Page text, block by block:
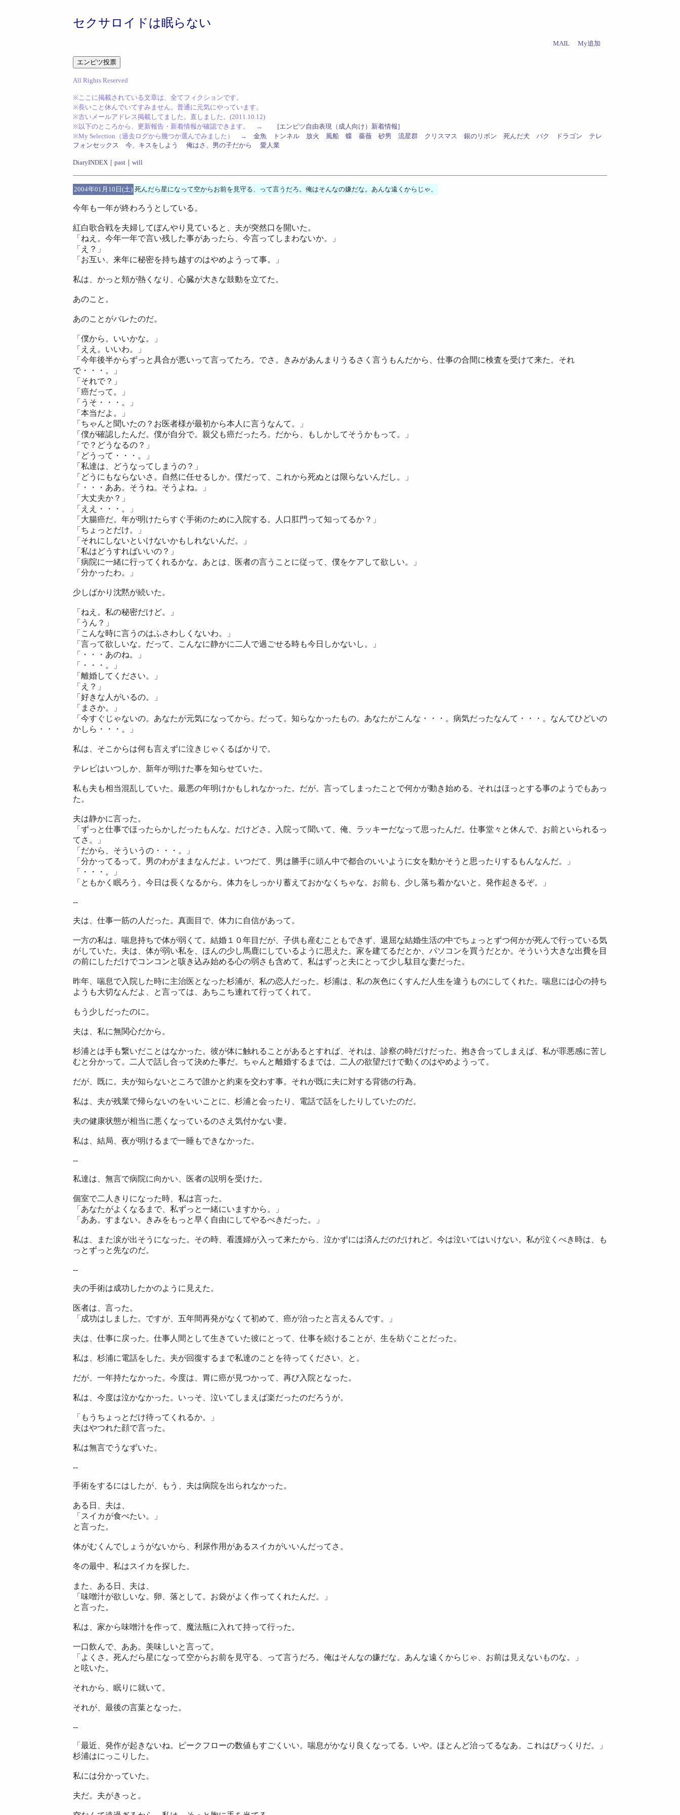
セクサロイドは眠らない
MAIL My追加
All Rights Reserved
※ここに掲載されている文章は、全てフィクションです。
※長いこと休んでいてすみません。普通に元気にやっています。
※古いメールアドレス掲載してました。直しました。(2011.10.12)
※以下のところから、更新報告・新着情報が確認できます。 → [エンピツ自由表現（成人向け）新着情報]
※My Selection（過去ログから幾つか選んでみました） → 金魚 トンネル 放火 風船 蝶 薔薇 砂男 流星群 クリスマス 銀のリボン 死んだ犬 バク ドラゴン
テレ
フォンセックス
今、キスをしよう 俺はさ、男の子だから 愛人業
DiaryINDEX ｜ past ｜ will
2004年01月10日(土) 死んだら星になって空からお前を見守る、って言うだろ。俺はそんなの嫌だな。あんな遠くからじゃ、
今年も一年が終わろうとしている。
紅白歌合戦を夫婦してぼんやり見ていると、夫が突然口を開いた。
「ねえ。今年一年で言い残した事があったら、今言ってしまわないか。」
「え？」
「お互い、来年に秘密を持ち越すのはやめようって事。」
私は、かっと頬が熱くなり、心臓が大きな鼓動を立てた。
あのこと。
あのことがバレたのだ。
「僕から。いいかな。」
「ええ。いいわ。」
「今年後半からずっと具合が悪いって言ってたろ。でさ。きみがあんまりうるさく言うもんだから、仕事の合間に検査を受けて来た。それ
で・・・。」
「それで？」
「癌だって。」
「うそ・・・。」
「本当だよ。」
「ちゃんと聞いたの？お医者様が最初から本人に言うなんて。」
「僕が確認したんだ。僕が自分で。親父も癌だったろ。だから、もしかしてそうかもって。」
「で？どうなるの？」
「どうって・・・。」
「私達は、どうなってしまうの？」
「どうにもならないさ。自然に任せるしか。僕だって、これから死ぬとは限らないんだし。」
「・・・ああ。そうね。そうよね。」
「大丈夫か？」
「ええ・・・。」
「大腸癌だ。年が明けたらすぐ手術のために入院する。人口肛門って知ってるか？」
「ちょっとだけ。」
「それにしないといけないかもしれないんだ。」
「私はどうすればいいの？」
「病院に一緒に行ってくれるかな。あとは、医者の言うことに従って、僕をケアして欲しい。」
「分かったわ。」
少しばかり沈黙が続いた。
「ねえ。私の秘密だけど。」
「うん？」
「こんな時に言うのはふさわしくないわ。」
「言って欲しいな。だって、こんなに静かに二人で過ごせる時も今日しかないし。」
「・・・あのね。」
「・・・。」
「離婚してください。」
「え？」
「好きな人がいるの。」
「まさか。」
「今すぐじゃないの。あなたが元気になってから。だって。知らなかったもの。あなたがこんな・・・。病気だったなんて・・・。なんてひどいの
かしら・・・。」
私は、そこからは何も言えずに泣きじゃくるばかりで。
テレビはいつしか、新年が明けた事を知らせていた。
私も夫も相当混乱していた。最悪の年明けかもしれなかった。だが。言ってしまったことで何かが動き始める。それはほっとする事のようでもあっ
た。
夫は静かに言った。
「ずっと仕事でほったらかしだったもんな。だけどさ。入院って聞いて、俺、ラッキーだなって思ったんだ。仕事堂々と休んで、お前といられるっ
てさ。」
「だから、そういうの・・・。」
「分かってるって。男のわがままなんだよ。いつだて、男は勝手に頭ん中で都合のいいように女を動かそうと思ったりするもんなんだ。」
「・・・。」
「ともかく眠ろう。今日は長くなるから。体力をしっかり蓄えておかなくちゃな。お前も、少し落ち着かないと。発作起きるぞ。」
--
夫は、仕事一筋の人だった。真面目で、体力に自信があって。
一方の私は、喘息持ちで体が弱くて。結婚１０年目だが、子供も産むこともできず、退屈な結婚生活の中でちょっとずつ何かが死んで行っている気
がしていた。夫は、体が弱い私を、ほんの少し馬鹿にしているように思えた。家を建てるだとか、パソコンを買うだとか。そういう大きな出費を目
の前にしただけでコンコンと咳き込み始める心の弱さも含めて、私はずっと夫にとって少し駄目な妻だった。
昨年、喘息で入院した時に主治医となった杉浦が、私の恋人だった。杉浦は、私の灰色にくすんだ人生を違うものにしてくれた。喘息には心の持ち
ようも大切なんだよ、と言っては、あちこち連れて行ってくれて。
もう少しだったのに。
夫は、私に無関心だから。
杉浦とは手も繋いだことはなかった。彼が体に触れることがあるとすれば、それは、診察の時だけだった。抱き合ってしまえば、私が罪悪感に苦し
むと分かって。二人で話し合って決めた事だ。ちゃんと離婚するまでは、二人の欲望だけで動くのはやめようって。
だが、既に。夫が知らないところで誰かと約束を交わす事。それが既に夫に対する背徳の行為。
私は、夫が残業で帰らないのをいいことに、杉浦と会ったり、電話で話をしたりしていたのだ。
夫の健康状態が相当に悪くなっているのさえ気付かない妻。
私は、結局、夜が明けるまで一睡もできなかった。
--
私達は、無言で病院に向かい、医者の説明を受けた。
個室で二人きりになった時、私は言った。
「あなたがよくなるまで、私ずっと一緒にいますから。」
「ああ。すまない。きみをもっと早く自由にしてやるべきだった。」
私は、また涙が出そうになった。その時、看護婦が入って来たから、泣かずには済んだのだけれど。今は泣いてはいけない。私が泣くべき時は、も
っとずっと先なのだ。
--
夫の手術は成功したかのように見えた。
医者は、言った。
「成功はしました。ですが、五年間再発がなくて初めて、癌が治ったと言えるんです。」
夫は、仕事に戻った。仕事人間として生きていた彼にとって、仕事を続けることが、生を紡ぐことだった。
私は、杉浦に電話をした。夫が回復するまで私達のことを待ってください、と。
だが、一年持たなかった。今度は、胃に癌が見つかって、再び入院となった。
私は、今度は泣かなかった。いっそ、泣いてしまえば楽だったのだろうが。
「もうちょっとだけ待ってくれるか。」
夫はやつれた顔で言った。
私は無言でうなずいた。
--
手術をするにはしたが、もう、夫は病院を出られなかった。
ある日、夫は、
「スイカが食べたい。」
と言った。
体がむくんでしょうがないから、利尿作用があるスイカがいいんだってさ。
冬の最中、私はスイカを探した。
また、ある日、夫は、
「味噌汁が欲しいな。卵、落として。お袋がよく作ってくれたんだ。」
と言った。
私は、家から味噌汁を作って、魔法瓶に入れて持って行った。
一口飲んで、ああ。美味しいと言って。
「よくさ。死んだら星になって空からお前を見守る、って言うだろ。俺はそんなの嫌だな。あんな遠くからじゃ、お前は見えないものな。」
と呟いた。
それから、眠りに就いて。
それが、最後の言葉となった。
--
「最近、発作が起きないね。ピークフローの数値もすごくいい。喘息がかなり良くなってる。いや。ほとんど治ってるなあ。これはびっくりだ。」
杉浦はにっこりした。
私には分かっていた。
夫だ。夫がきっと。